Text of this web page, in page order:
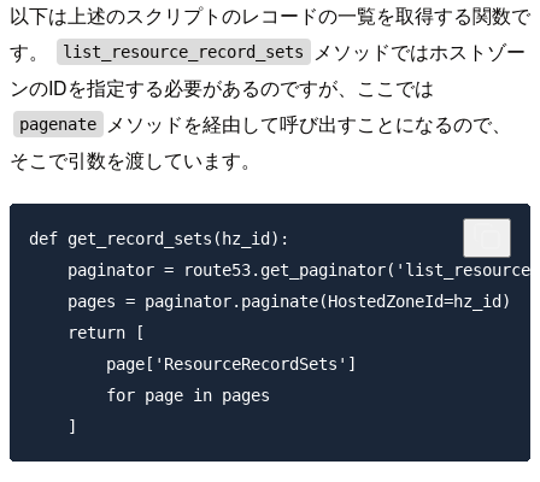
以下は上述のスクリプトのレコードの一覧を取得する関数で
す。
list_resource_record_sets
メソッドではホストゾー
ンのIDを指定する必要があるのですが、ここでは
pagenate
メソッドを経由して呼び出すことになるので、
そこで引数を渡しています。
def get_record_sets(hz_id):
paginator =
    pages = paginator.paginate(HostedZoneId=hz_id)
    return [
        page['ResourceRecordSets']
        for page in pages